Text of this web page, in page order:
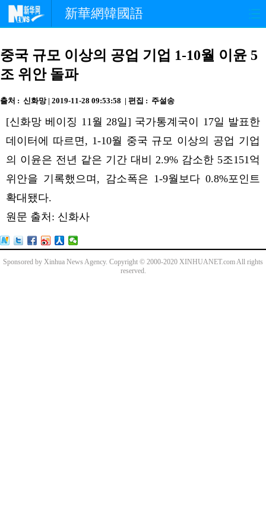
新華網韓國語
경제
중한교류 핫 TV
연예 관광 오피니언
생생 중국어
중국 규모 이상의 공업 기업 1-10월 이윤 5
조 위안 돌파
출처 : 신화망 | 2019-11-28 09:53:58 | 편집 : 주설송
[신화망 베이징 11월 28일] 국가통계국이 17일 발표한
데이터에 따르면, 1-10월 중국 규모 이상의 공업 기업
의 이윤은 전년 같은 기간 대비 2.9% 감소한 5조151억
위안을 기록했으며, 감소폭은 1-9월보다 0.8%포인트
확대됐다.
원문 출처: 신화사